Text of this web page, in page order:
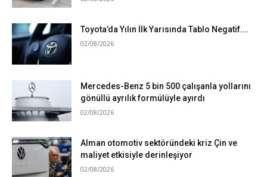
Toyota’da Yılın İlk Yarısında Tablo Negatif….
02/08/2026
Mercedes-Benz 5 bin 500 çalışanla yollarını
gönüllü ayrılık formülüyle ayırdı
02/08/2026
Alman otomotiv sektöründeki kriz Çin ve
maliyet etkisiyle derinleşiyor
02/08/2026